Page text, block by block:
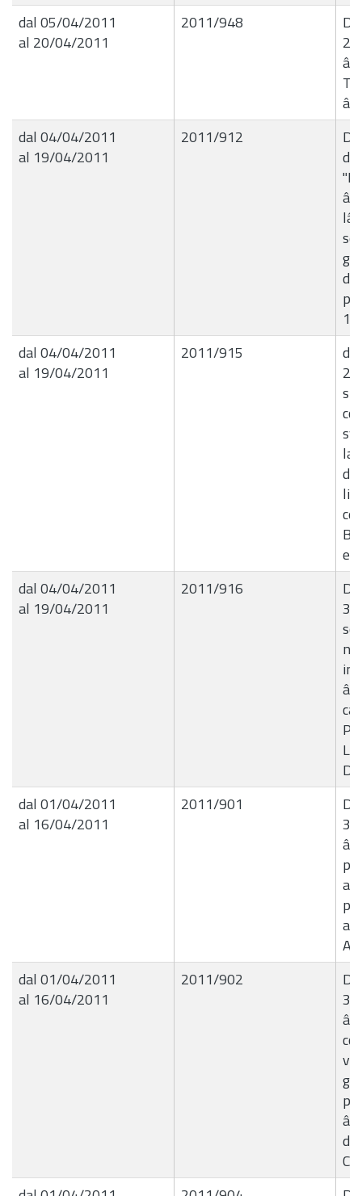
dal 05/04/2011
al 20/04/2011
2011/948
dal 04/04/2011
al 19/04/2011
2011/912
gli
dal 04/04/2011
al 19/04/2011
2011/915
e
dal 04/04/2011
al 19/04/2011
2011/916
dal 01/04/2011
al 16/04/2011
2011/901
al
dal 01/04/2011
al 16/04/2011
2011/902
di